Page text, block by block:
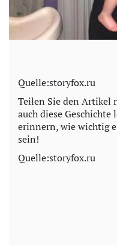
Quelle:storyfox.ru
Teilen Sie den Artikel
auch diese
erinnern, wie wichtig
sein!
Quelle:storyfox.ru